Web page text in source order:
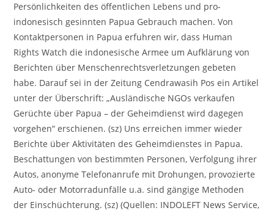
Persönlichkeiten des öffentlichen Lebens und pro-
indonesisch gesinnten Papua Gebrauch machen. Von
Kontaktpersonen in Papua erfuhren wir, dass Human
Rights Watch die indonesische Armee um Aufklärung von
Berichten über Menschenrechtsverletzungen gebeten
habe. Darauf sei in der Zeitung Cendrawasih Pos ein Artikel
unter der Überschrift: „Ausländische NGOs verkaufen
Gerüchte über Papua – der Geheimdienst wird dagegen
vorgehen“ erschienen. (sz) Uns erreichen immer wieder
Berichte über Aktivitäten des Geheimdienstes in Papua.
Beschattungen von bestimmten Personen, Verfolgung ihrer
Autos, anonyme Telefonanrufe mit Drohungen, provozierte
Auto- oder Motorradunfälle u.a. sind gängige Methoden
der Einschüchterung. (sz) (Quellen: INDOLEFT News Service,